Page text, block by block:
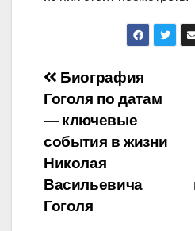
Навигация
по
записям
Биография
Гоголя по датам
— ключевые
события в жизни
Николая
Васильевича
Гоголя